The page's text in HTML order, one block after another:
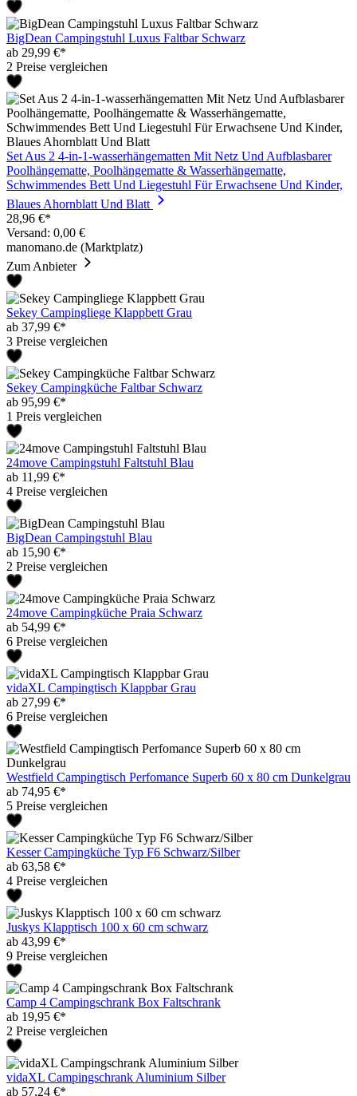
BigDean Campingstuhl Luxus Faltbar Schwarz
ab 29,99 €*
2 Preise vergleichen
Set Aus 2 4-in-1-wasserhängematten Mit Netz Und Aufblasbarer
Poolhängematte, Poolhängematte & Wasserhängematte,
Schwimmendes Bett Und Liegestuhl Für Erwachsene Und Kinder,
Blaues Ahornblatt Und Blatt
28,96 €*
Versand: 0,00 €
manomano.de (Marktplatz)
Zum Anbieter
Sekey Campingliege Klappbett Grau
ab 37,99 €*
3 Preise vergleichen
Sekey Campingküche Faltbar Schwarz
ab 95,99 €*
1 Preis vergleichen
24move Campingstuhl Faltstuhl Blau
ab 11,99 €*
4 Preise vergleichen
BigDean Campingstuhl Blau
ab 15,90 €*
2 Preise vergleichen
24move Campingküche Praia Schwarz
ab 54,99 €*
6 Preise vergleichen
vidaXL Campingtisch Klappbar Grau
ab 27,99 €*
6 Preise vergleichen
Westfield Campingtisch Perfomance Superb 60 x 80 cm Dunkelgrau
ab 74,95 €*
5 Preise vergleichen
Kesser Campingküche Typ F6 Schwarz/Silber
ab 63,58 €*
4 Preise vergleichen
Juskys Klapptisch 100 x 60 cm schwarz
ab 43,99 €*
9 Preise vergleichen
Camp 4 Campingschrank Box Faltschrank
ab 19,95 €*
2 Preise vergleichen
vidaXL Campingschrank Aluminium Silber
ab 57,24 €*